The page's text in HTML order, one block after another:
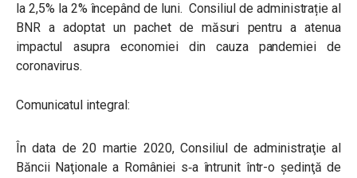
la 2,5% la 2% începând de luni. Consiliul de administrație al
BNR a adoptat un pachet de măsuri pentru a atenua
impactul asupra economiei din cauza pandemiei de
coronavirus.
Comunicatul integral:
În data de 20 martie 2020, Consiliul de administraţie al
Băncii Naţionale a României s‑a întrunit într-o şedinţă de